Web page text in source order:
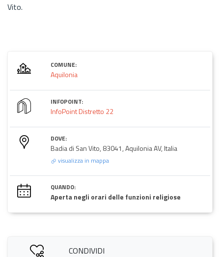
Vito.
COMUNE:
Aquilonia
INFOPOINT:
InfoPoint Distretto 22
DOVE:
Badia di San Vito, 83041, Aquilonia AV, Italia
visualizza in mappa
QUANDO:
Aperta negli orari delle funzioni religiose
CONDIVIDI